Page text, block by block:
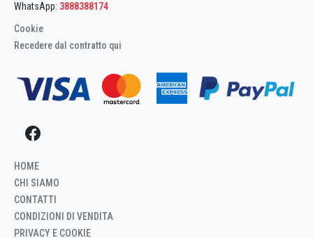
WhatsApp: 3888388174
Cookie
Recedere dal contratto qui
HOME
CHI SIAMO
CONTATTI
CONDIZIONI DI VENDITA
PRIVACY E COOKIE